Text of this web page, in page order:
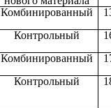
Комбинированный
Контрольный
Комбинированный
Контрольный